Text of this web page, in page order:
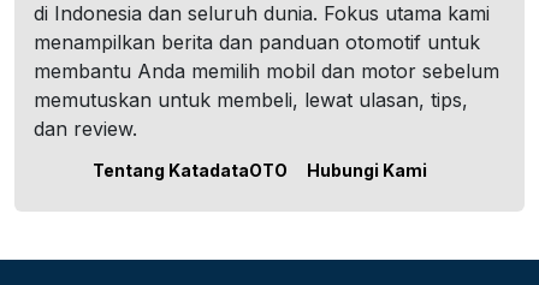
di Indonesia dan seluruh dunia. Fokus utama kami
menampilkan berita dan panduan otomotif untuk
membantu Anda memilih mobil dan motor sebelum
memutuskan untuk membeli, lewat ulasan, tips,
dan review.
Tentang KatadataOTO Hubungi Kami